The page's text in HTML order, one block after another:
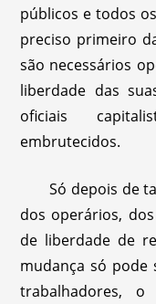
públicos e todos
preciso primeiro
são necessários
liberdade das
oficiais
embrutecidos.
Só depois de
dos operários,
de liberdade de
mudança só pode
trabalhadores,